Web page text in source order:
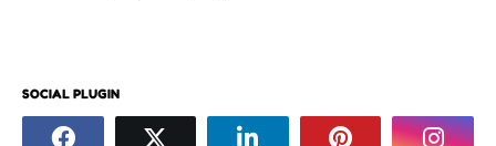
SOCIAL PLUGIN